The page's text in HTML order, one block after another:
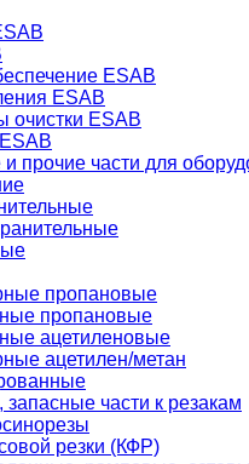
ESAB
ESAB
очистки ESAB
прочие части для
пропановые
пропановые
ацетиленовые
ацетилен/метан
части к резакам
резки (КФР)